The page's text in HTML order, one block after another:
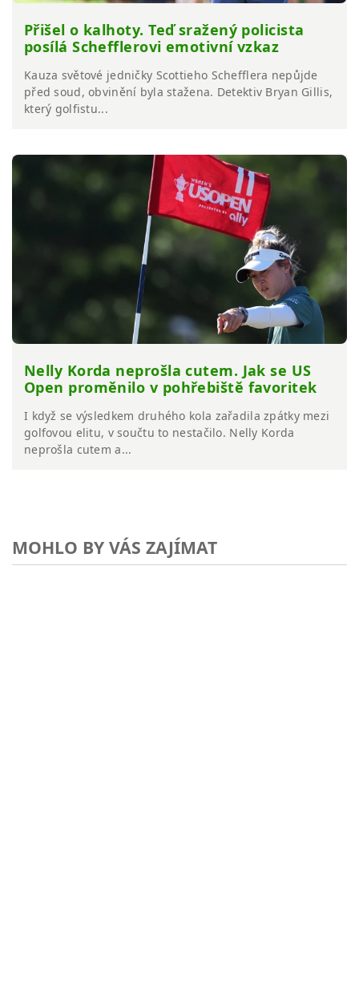
Přišel o kalhoty. Teď sražený policista
posílá Schefflerovi emotivní vzkaz
Kauza světové jedničky Scottieho Schefflera nepůjde
před soud, obvinění byla stažena. Detektiv Bryan Gillis,
který golfistu...
Nelly Korda neprošla cutem. Jak se US
Open proměnilo v pohřebiště favoritek
I když se výsledkem druhého kola zařadila zpátky mezi
golfovou elitu, v součtu to nestačilo. Nelly Korda
neprošla cutem a...
MOHLO BY VÁS ZAJÍMAT